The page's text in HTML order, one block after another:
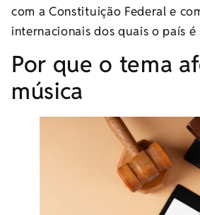
com a Constituição Federal e
internacionais dos quais o país
Por que o tema
música